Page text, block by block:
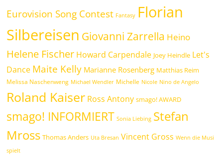
Eurovision Song Contest Fantasy Florian
Silbereisen Giovanni Zarrella Heino
Helene Fischer Howard Carpendale Joey Heindle Let's
Dance Maite Kelly Marianne Rosenberg Matthias Reim
Melissa Naschenweng Michael Wendler Michelle Nicole Nino de Angelo
Roland Kaiser Ross Antony smago! AWARD
smago! INFORMIERT Sonia Liebing Stefan
Mross Thomas Anders Uta Bresan Vincent Gross Wenn die Musi
spielt